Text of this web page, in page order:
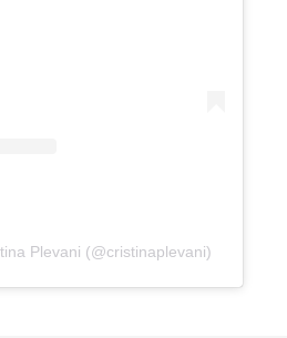
Plevani (@cristinaplevani)